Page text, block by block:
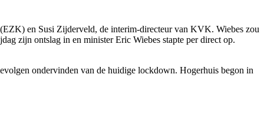
en Susi Zijderveld, de interim-directeur van KVK. Wiebes zou
zijn ontslag in en minister Eric Wiebes stapte per direct op.
ondervinden van de huidige lockdown. Hogerhuis begon in